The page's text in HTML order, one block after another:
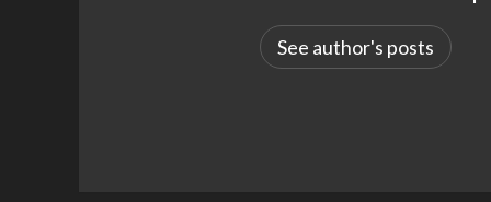
See author's posts